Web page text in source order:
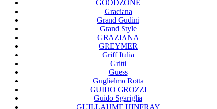
GOODZONE
Graciana
Grand Gudini
Grand Style
GRAZIANA
GREYMER
Griff Italia
Gritti
Guess
Guglielmo Rotta
GUIDO GROZZI
Guido Sgariglia
GUILLAUME HINFRAY